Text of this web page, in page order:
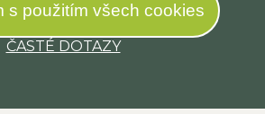
s použitím všech cookies
ČASTÉ DOTAZY